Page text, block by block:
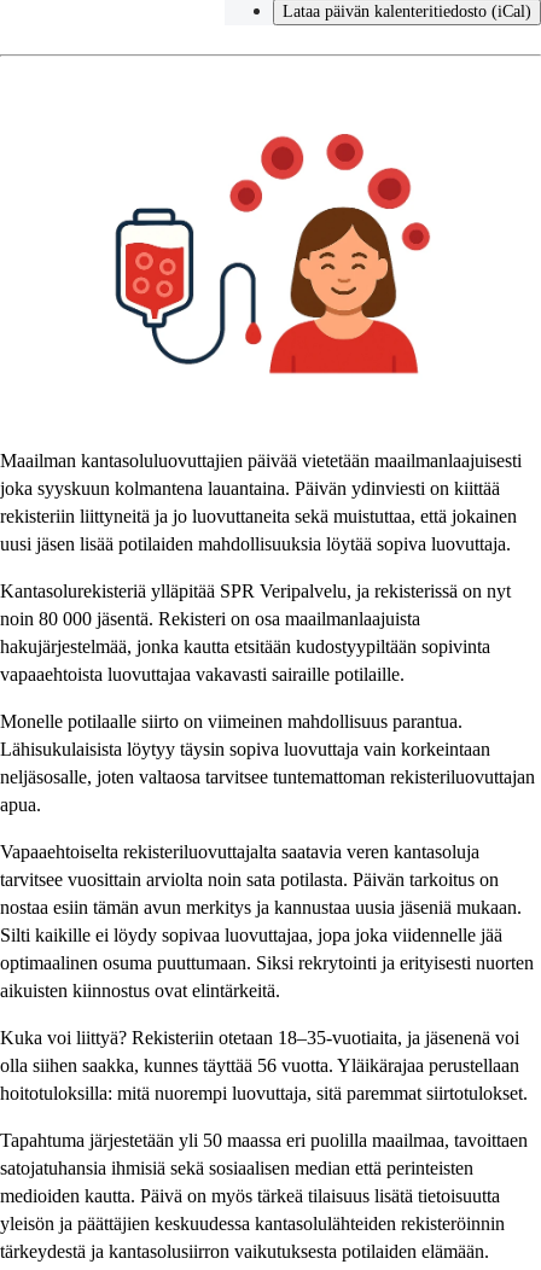
Lataa päivän kalenteritiedosto (iCal)
Maailman kantasoluluovuttajien päivää vietetään maailmanlaajuisesti
joka syyskuun kolmantena lauantaina. Päivän ydinviesti on kiittää
rekisteriin liittyneitä ja jo luovuttaneita sekä muistuttaa, että jokainen
uusi jäsen lisää potilaiden mahdollisuuksia löytää sopiva luovuttaja.
Kantasolurekisteriä ylläpitää SPR Veripalvelu, ja rekisterissä on nyt
noin 80 000 jäsentä. Rekisteri on osa maailmanlaajuista
hakujärjestelmää, jonka kautta etsitään kudostyypiltään sopivinta
vapaaehtoista luovuttajaa vakavasti sairaille potilaille.
Monelle potilaalle siirto on viimeinen mahdollisuus parantua.
Lähisukulaisista löytyy täysin sopiva luovuttaja vain korkeintaan
neljäsosalle, joten valtaosa tarvitsee tuntemattoman rekisteriluovuttajan
apua.
Vapaaehtoiselta rekisteriluovuttajalta saatavia veren kantasoluja
tarvitsee vuosittain arviolta noin sata potilasta. Päivän tarkoitus on
nostaa esiin tämän avun merkitys ja kannustaa uusia jäseniä mukaan.
Silti kaikille ei löydy sopivaa luovuttajaa, jopa joka viidennelle jää
optimaalinen osuma puuttumaan. Siksi rekrytointi ja erityisesti nuorten
aikuisten kiinnostus ovat elintärkeitä.
Kuka voi liittyä? Rekisteriin otetaan 18–35-vuotiaita, ja jäsenenä voi
olla siihen saakka, kunnes täyttää 56 vuotta. Yläikärajaa perustellaan
hoitotuloksilla: mitä nuorempi luovuttaja, sitä paremmat siirtotulokset.
Tapahtuma järjestetään yli 50 maassa eri puolilla maailmaa, tavoittaen
satojatuhansia ihmisiä sekä sosiaalisen median että perinteisten
medioiden kautta. Päivä on myös tärkeä tilaisuus lisätä tietoisuutta
yleisön ja päättäjien keskuudessa kantasolulähteiden rekisteröinnin
tärkeydestä ja kantasolusiirron vaikutuksesta potilaiden elämään.